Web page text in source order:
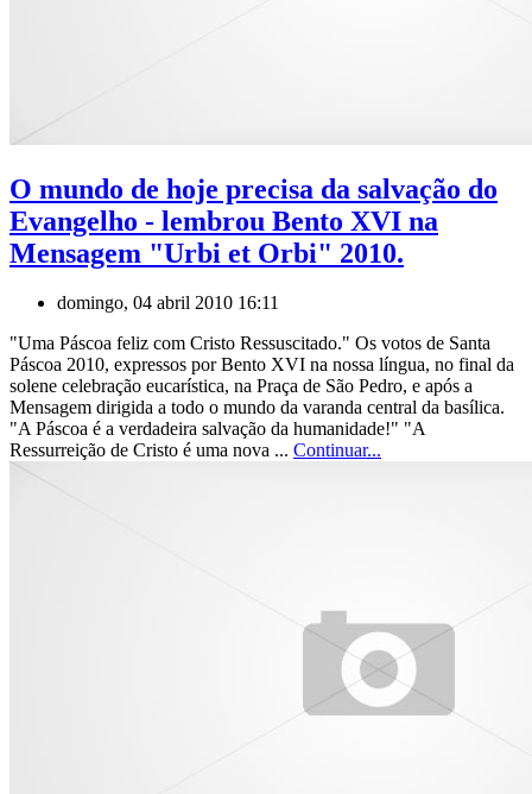
O mundo de hoje precisa da salvação do
Evangelho - lembrou Bento XVI na
Mensagem "Urbi et Orbi" 2010.
domingo, 04 abril 2010 16:11
"Uma Páscoa feliz com Cristo Ressuscitado." Os votos de Santa
Páscoa 2010, expressos por Bento XVI na nossa língua, no final da
solene celebração eucarística, na Praça de São Pedro, e após a
Mensagem dirigida a todo o mundo da varanda central da basílica.
"A Páscoa é a verdadeira salvação da humanidade!" "A
Ressurreição de Cristo é uma nova ... Continuar...